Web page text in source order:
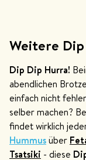
Weitere
Dip Dip Hurra!
abendlichen
einfach nicht
selber machen?
findet wirklich
Hummusüber
Tsatsiki - diese